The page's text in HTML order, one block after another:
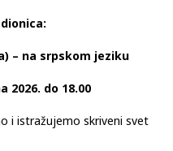
– na srpskom jeziku
2026. do 18.00
i istražujemo skriveni svet